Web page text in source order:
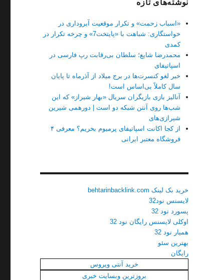
نوشته‌های تازه
«اسباب زحمت» و تکرار موقعیت آبروداری در
خواستگاری: شباهت با «پایتخت7» و چرخه تکرار در
کمدی
محمدرضا شایع؛ سلطان بی‌رقابت رپ فارسی در
اسپاتیفای
خبر لغو کنسرت‌ها در برج میلاد از آذرماه تا پایان
سال کاملاً بی‌اساس است!
آنالیز بازی بازیگران سریال «بهار شیراز» که این
شب‌ها روی آنتن شبکه دو است | دورهمی شیرین
شیرازی‌های
از کجا اکانت اسپاتیفای پرمیوم بخریم؟ معرفی ۴
فروشگاه معتبر ایرانی
خرید بک لینک behtarinbacklink.com
لایسنس نود32
پسورد نود 32
اوکلی لایسنس رایگان نود 32
همیار نود 32
بهترین سئو
رایگان
خرید آنتی ویروس
بروزترین وبسایت خبری